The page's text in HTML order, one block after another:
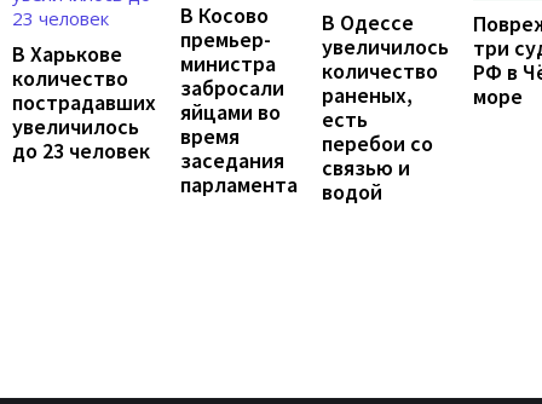
В Харькове
количество
пострадавших
увеличилось
до 23 человек
В Косово
премьер-
министра
забросали
яйцами во
время
заседания
парламента
В Одессе
увеличилось
количество
раненых,
есть
перебои со
связью и
водой
три
РФ в
море